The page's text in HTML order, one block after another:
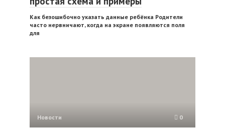
Как безошибочно указать данные ребёнка Родители
часто нервничают, когда на экране появляются поля
для
Новости 0